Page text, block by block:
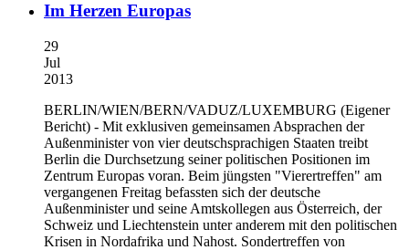
Im Herzen Europas
29
Jul
2013
BERLIN/WIEN/BERN/VADUZ/LUXEMBURG (Eigener
Bericht) - Mit exklusiven gemeinsamen Absprachen der
Außenminister von vier deutschsprachigen Staaten treibt
Berlin die Durchsetzung seiner politischen Positionen im
Zentrum Europas voran. Beim jüngsten "Vierertreffen" am
vergangenen Freitag befassten sich der deutsche
Außenminister und seine Amtskollegen aus Österreich, der
Schweiz und Liechtenstein unter anderem mit den politischen
Krisen in Nordafrika und Nahost. Sondertreffen von